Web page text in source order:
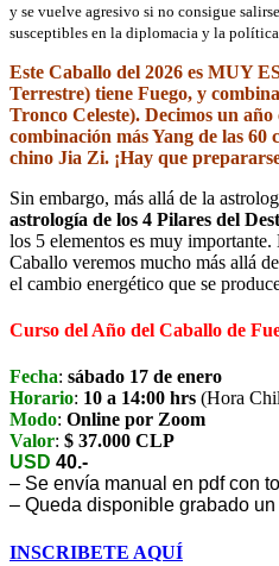
y se vuelve agresivo si no consigue
susceptibles en la diplomacia y la política.
Este Caballo del 2026 es MUY
Terrestre) tiene Fuego, y
Tronco Celeste). Decimos un
combinación más Yang de las 60
chino Jia Zi. ¡Hay que
Sin embargo, más allá de la
astrología de los 4 Pilares del
los 5 elementos es muy
Caballo veremos mucho más allá
el cambio energético que se
Curso del Año del Caballo de
Fecha: sábado 17 de enero
Horario: 10 a 14:00 hrs (Hora
Modo: Online por Zoom
Valor: $ 37.000 CLP
USD 40.-
– Se envía manual en pdf con
– Queda disponible grabado un
INSCRIBETE AQUÍ